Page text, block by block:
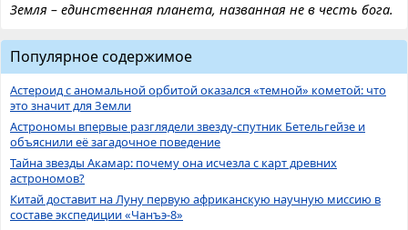
Земля – единственная планета, названная не в честь бога.
Популярное содержимое
Астероид с аномальной орбитой оказался «темной» кометой: что
это значит для Земли
Астрономы впервые разглядели звезду-спутник Бетельгейзе и
объяснили её загадочное поведение
Тайна звезды Акамар: почему она исчезла с карт древних
астрономов?
Китай доставит на Луну первую африканскую научную миссию в
составе экспедиции «Чанъэ-8»